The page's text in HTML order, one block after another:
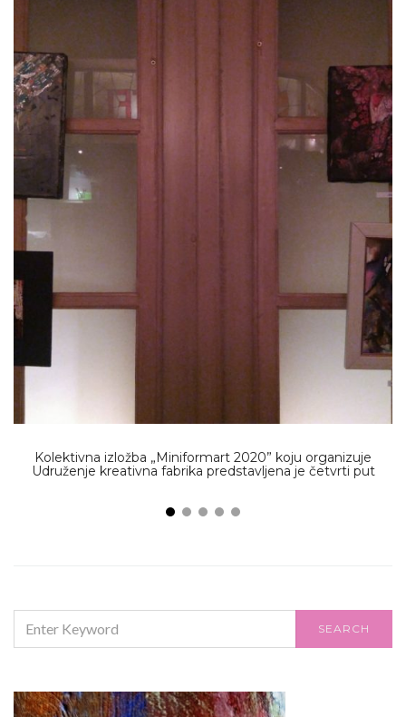
Kolektivna izložba „Miniformart 2020” koju organizuje
Udruženje kreativna fabrika predstavljena je četvrti put
FOR:
SEARCH